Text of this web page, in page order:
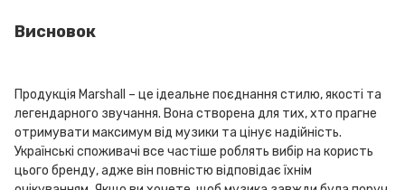
Висновок
Продукція Marshall – це ідеальне поєднання стилю, якості та
легендарного звучання. Вона створена для тих, хто прагне
отримувати максимум від музики та цінує надійність.
Українські споживачі все частіше роблять вибір на користь
цього бренду, адже він повністю відповідає їхнім